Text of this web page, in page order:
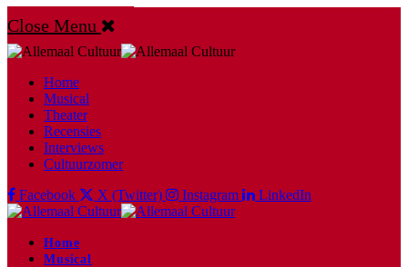
Close Menu
Home
Musical
Theater
Recensies
Interviews
Cultuurzomer
Facebook
X (Twitter) Instagram LinkedIn
Home
Musical